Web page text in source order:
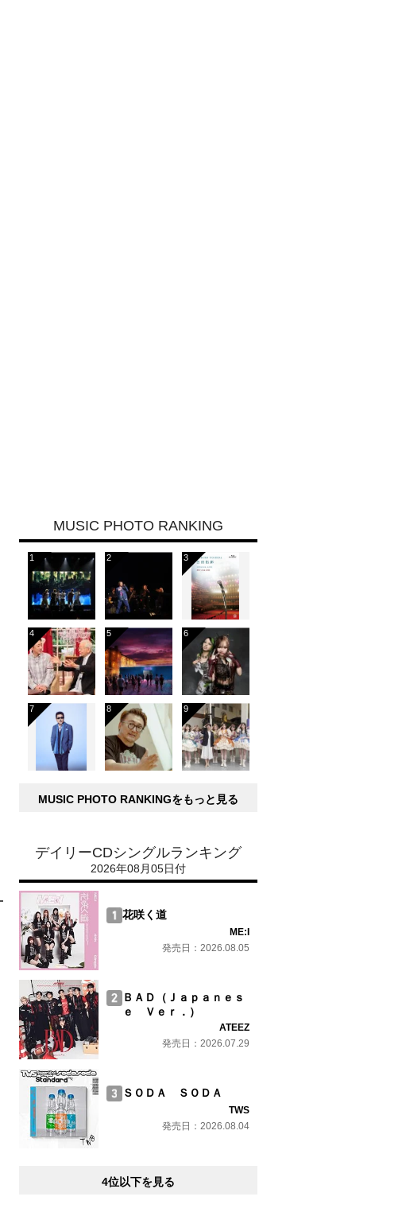
MUSIC PHOTO RANKING
MUSIC PHOTO RANKINGをもっと見る
デイリーCDシングルランキング
2026年08月05日付
花咲く道
ME:I
発売日：2026.08.05
ＢＡＤ（Ｊａｐａｎｅｓ
ｅ Ｖｅｒ．）
ATEEZ
発売日：2026.07.29
ＳＯＤＡ ＳＯＤＡ
TWS
発売日：2026.08.04
4位以下を見る